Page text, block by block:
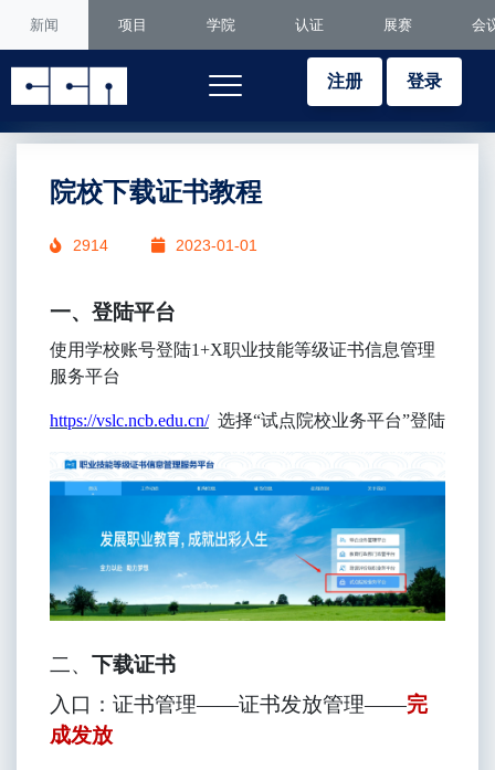
新闻 项目 学院 认证 展赛 会
注册 登录
院校下载证书教程
2914 2023-01-01
一、登陆平台
使用学校账号登陆1+X职业技能等级证书信息管理
服务平台
https://vslc.ncb.edu.cn/ 选择“试点院校业务平台”登陆
二、 下载证书
入口 ： 证书管理——证书发放管理——完
成发放